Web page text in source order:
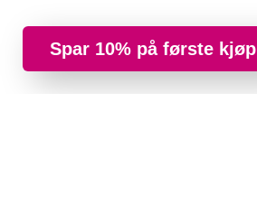
Spar 10% på første kjøp